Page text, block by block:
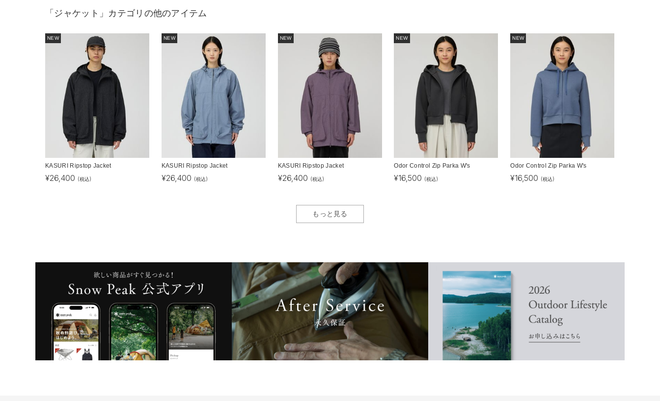
「ジャケット」カテゴリの他のアイテム
NEW
KASURI Ripstop Jacket
¥26,400 (税込)
NEW
KASURI Ripstop Jacket
¥26,400 (税込)
NEW
KASURI Ripstop Jacket
¥26,400 (税込)
NEW
Odor Control Zip Parka W's
¥16,500 (税込)
NEW
Odor Control Zip Parka W's
¥16,500 (税込)
もっと見る